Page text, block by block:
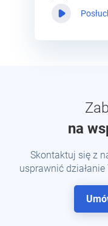
na
Skontaktuj się z
usprawnić